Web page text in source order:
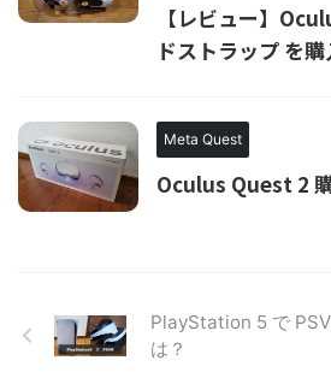
【レビュー】
ドストラップ を
Meta Quest
Oculus Quest 2
PlayStation 5 で
は？